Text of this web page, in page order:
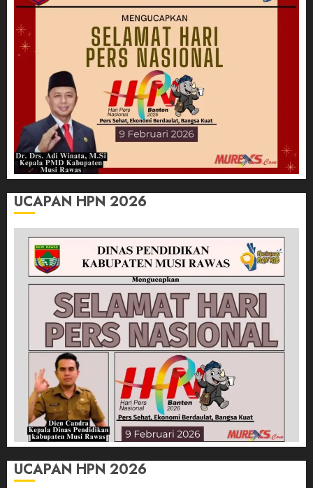
UCAPAN HPN 2026
UCAPAN HPN 2026